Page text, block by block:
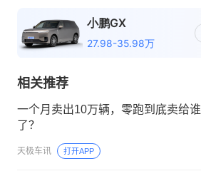
相关推荐
一个月卖出10万辆，零跑到底卖给谁
了？
天极车讯 打开APP